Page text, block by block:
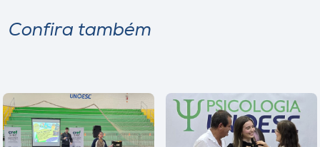
Confira também